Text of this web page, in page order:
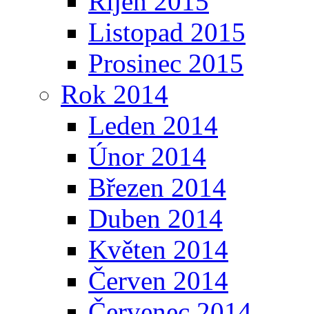
Listopad 2015
Prosinec 2015
Rok 2014
Leden 2014
Únor 2014
Březen 2014
Duben 2014
Květen 2014
Červen 2014